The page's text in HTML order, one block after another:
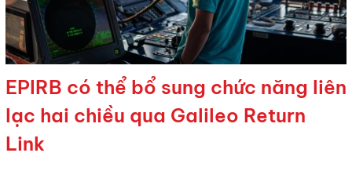
EPIRB có thể bổ sung chức năng liên
lạc hai chiều qua Galileo Return
Link